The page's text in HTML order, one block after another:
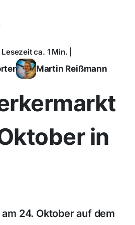
ca. 1 Min. |
Martin Reißmann
in
24. Oktober auf dem